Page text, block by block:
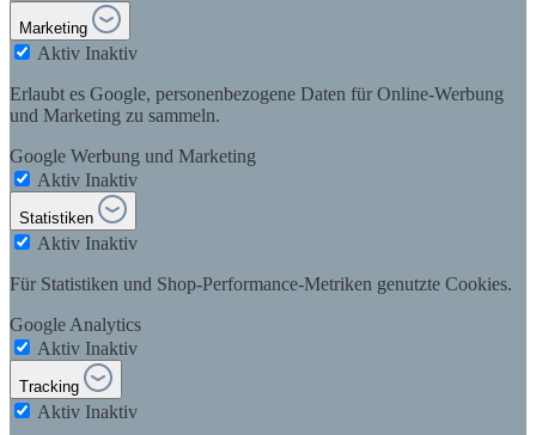
Marketing
Aktiv Inaktiv
Erlaubt es Google, personenbezogene Daten für Online-Werbung
und Marketing zu sammeln.
Google Werbung und Marketing
Aktiv Inaktiv
Statistiken
Aktiv Inaktiv
Für Statistiken und Shop-Performance-Metriken genutzte Cookies.
Google Analytics
Aktiv Inaktiv
Tracking
Aktiv Inaktiv